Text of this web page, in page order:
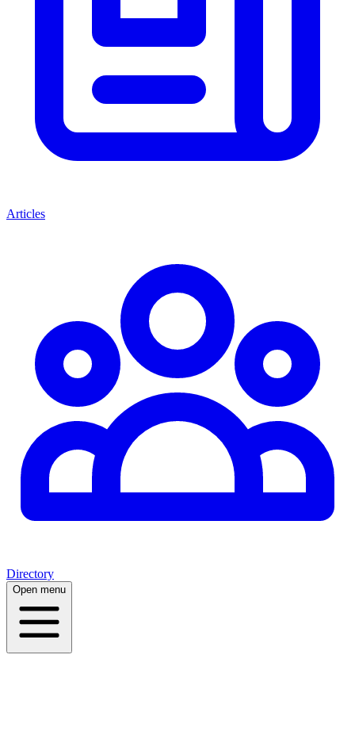
Articles
Directory
Open menu